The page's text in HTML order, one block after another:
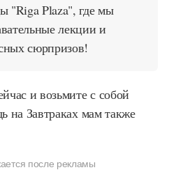
"Riga Plaza", где мы
лекции и
сюрпризов!
и возьмите с собой
на Завтраках мам также
после рекламы